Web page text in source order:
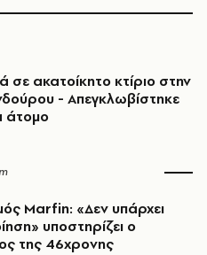
σε ακατοίκητο κτίριο στην
- Απεγκλωβίστηκε
άτομο
Marfin: «Δεν υπάρχει
υποστηρίζει ο
της 46χρονης